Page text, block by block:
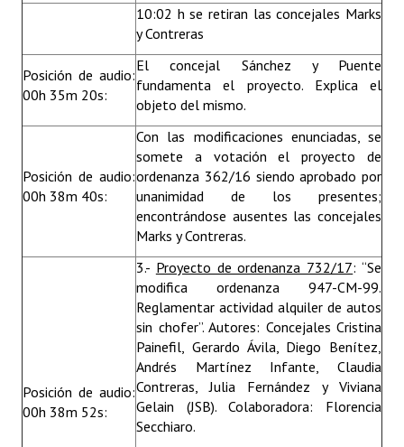
10:02 h se retiran las concejales Marks
y Contreras
Posición de audio:
00h 35m 20s:
El concejal Sánchez y Puente
fundamenta el proyecto. Explica el
objeto del mismo.
Posición de audio:
00h 38m 40s:
Con las modificaciones enunciadas, se
somete a votación el proyecto de
ordenanza 362/16 siendo aprobado por
unanimidad de los presentes;
encontrándose ausentes las concejales
Marks y Contreras.
Posición de audio:
00h 38m 52s:
3.- Proyecto de ordenanza 732/17: “Se
modifica ordenanza 947-CM-99.
Reglamentar actividad alquiler de autos
sin chofer”. Autores: Concejales Cristina
Painefil, Gerardo Ávila, Diego Benítez,
Andrés Martínez Infante, Claudia
Contreras, Julia Fernández y Viviana
Gelain (JSB). Colaboradora: Florencia
Secchiaro.